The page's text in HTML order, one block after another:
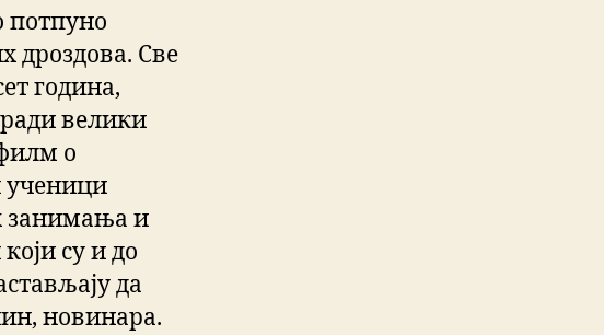
потпуно
дроздова. Све
година,
велики
о
ученици
занимања и
су и до
да
новинара.